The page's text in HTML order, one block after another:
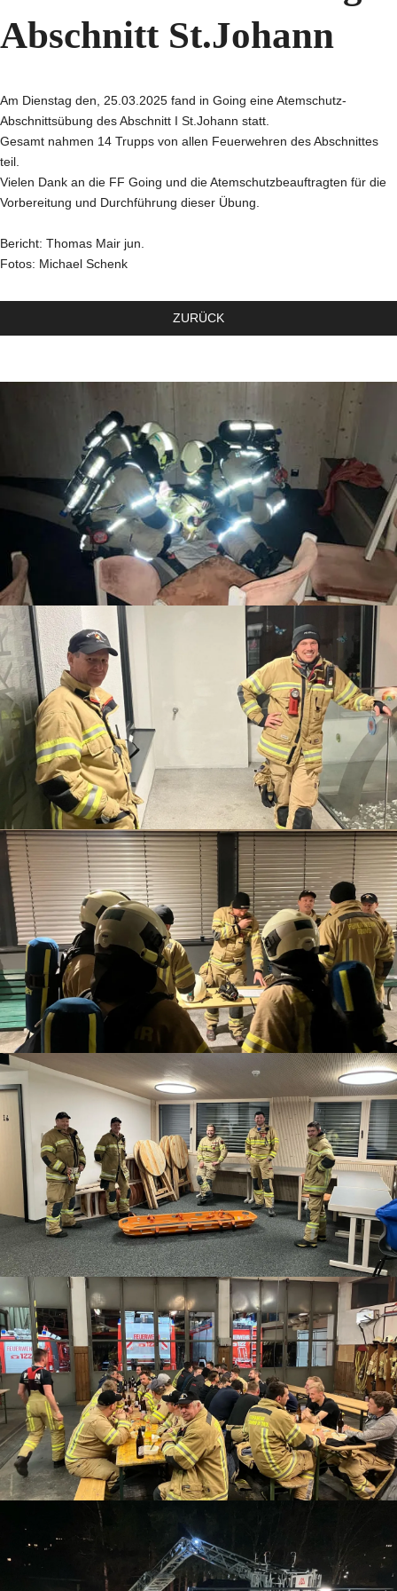
Abschnitt St.Johann
Am Dienstag den, 25.03.2025 fand in Going eine Atemschutz-
Abschnittsübung des Abschnitt I St.Johann statt.
Gesamt nahmen 14 Trupps von allen Feuerwehren des Abschnittes
teil.
Vielen Dank an die FF Going und die Atemschutzbeauftragten für die
Vorbereitung und Durchführung dieser Übung.
Bericht: Thomas Mair jun.
Fotos: Michael Schenk
ZURÜCK